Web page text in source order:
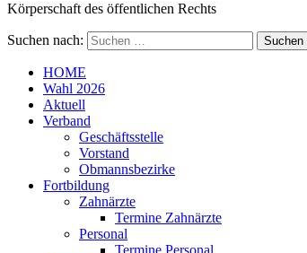
Körperschaft des öffentlichen Rechts
Suchen nach:
HOME
Wahl 2026
Aktuell
Verband
Geschäftsstelle
Vorstand
Obmannsbezirke
Fortbildung
Zahnärzte
Termine Zahnärzte
Personal
Termine Personal